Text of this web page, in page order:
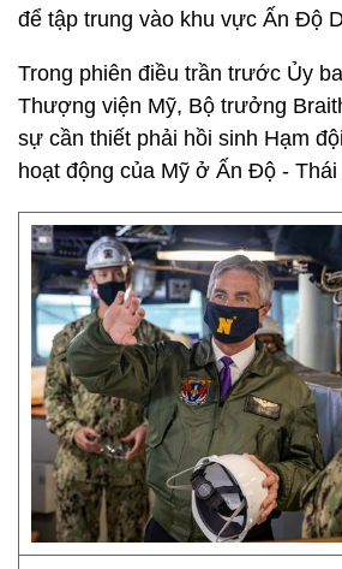
để tập trung vào khu vực Ấn Độ
Trong phiên điều trần trước Ủy
Thượng viện Mỹ, Bộ trưởng
sự cần thiết phải hồi sinh Hạm
hoạt động của Mỹ ở Ấn Độ -